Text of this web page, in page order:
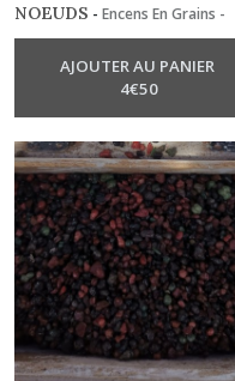
NOEUDS - Encens En Grains -
Résine Naturelle
AJOUTER AU PANIER
4€50